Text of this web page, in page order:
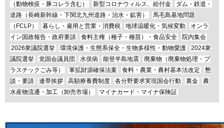
（動物検疫・豚コレラ含む）
新型コロナウィルス、給付金
ダム・鉄道・
道路（長崎新幹線・下関北九州道路・治水・鉱害）
馬毛島基地問題
（FCLP）
暮らし・雇用と営業・消費税 地球温暖化・気候変動
オンラ
イン国政報告・政府要請
食料主権（種子・種苗）・食品安全
院内集会
2026衆議院選挙
環境保護・生態系保全・生物多様性・動物愛護
2024衆
議院選挙
党国会議員団 水俣病 能登半島地震
廃棄物（廃棄物処理・プ
ラスチックごみ等）
軍拡財源確保法案 食料・農業・農村基本法改定
懇
談・要請
連帯挨拶 高額療養費制度 各分野要求実現国会行動 裏金
農
水産物流通・加工（卸売市場）
マイナカード・マイナ保険証